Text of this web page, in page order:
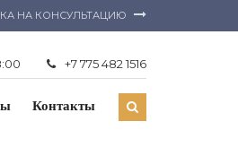
НА КОНСУЛЬТАЦИЮ
+7 775 482 1516
Контакты